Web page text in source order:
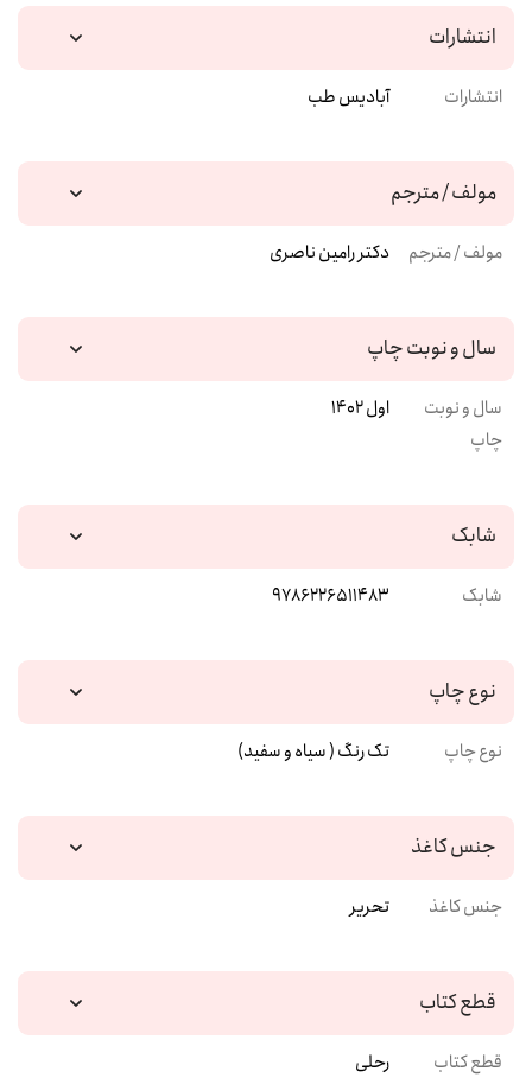
انتشارات
انتشارات آبادیس طب
مولف / مترجم
مولف / مترجم دکتر رامین ناصری
سال و نوبت چاپ
سال و نوبت
چاپ
اول 1402
شابک
شابک 9786226511483
نوع چاپ
نوع چاپ تک رنگ ( سیاه و سفید)
جنس کاغذ
جنس کاغذ تحریر
قطع کتاب
قطع کتاب رحلی